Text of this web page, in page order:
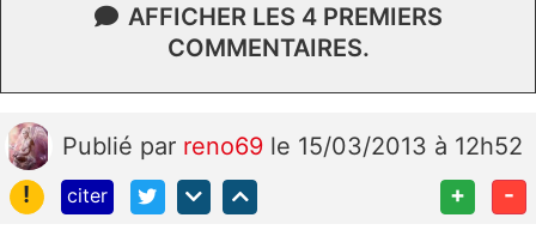
AFFICHER LES 4 PREMIERS
COMMENTAIRES.
Publié par reno69 le 15/03/2013 à 12h52
!
citer + -